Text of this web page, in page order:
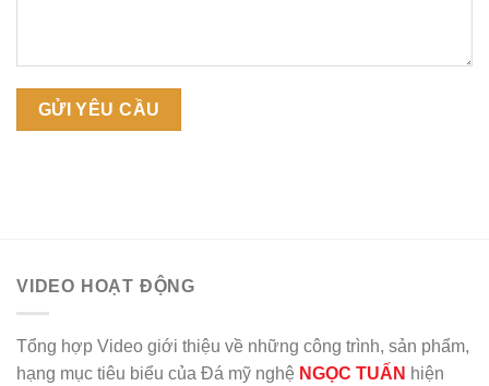
VIDEO HOẠT ĐỘNG
Tổng hợp Video giới thiệu về những công trình, sản phẩm,
hạng mục tiêu biểu của Đá mỹ nghệ NGỌC TUẤN hiện